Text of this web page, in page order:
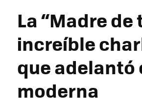
La “Madre
increíble
que
moderna